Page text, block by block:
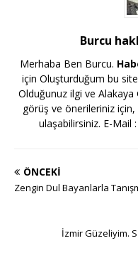
Burcu
Merhaba Ben Burcu.
için Oluşturduğum bu
Olduğunuz ilgi ve
görüş ve önerileriniz
ulaşabilirsiniz. E-Mail :
ÖNCEKI
Zengin Dul Bayanlarla
İzmir Güzeliyim.